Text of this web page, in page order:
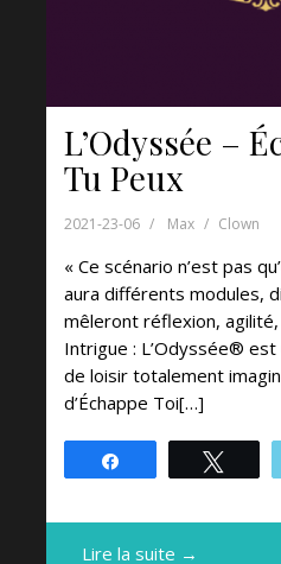
L’Odyssée –
Tu Peux
2021-23-06 Max Clown
« Ce scénario n’est pas
aura différents modules,
mêleront réflexion,
Intrigue : L’Odyssée®
de loisir totalement
d’Échappe Toi[…]
Lire la suite →